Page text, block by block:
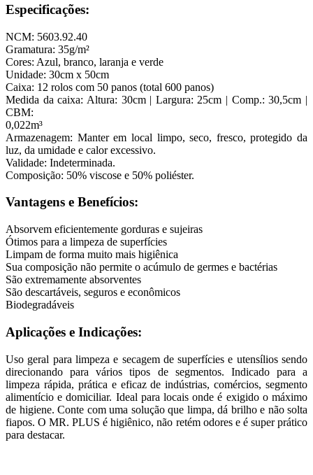
Especificações:
NCM: 5603.92.40
Gramatura: 35g/m²
Cores: Azul, branco, laranja e verde
Unidade: 30cm x 50cm
Caixa: 12 rolos com 50 panos (total 600 panos)
Medida da caixa: Altura: 30cm | Largura: 25cm | Comp.: 30,5cm |
CBM:
0,022m³
Armazenagem: Manter em local limpo, seco, fresco, protegido da
luz, da umidade e calor excessivo.
Validade: Indeterminada.
Composição: 50% viscose e 50% poliéster.
Vantagens e Benefícios:
Absorvem eficientemente gorduras e sujeiras
Ótimos para a limpeza de superfícies
Limpam de forma muito mais higiênica
Sua composição não permite o acúmulo de germes e bactérias
São extremamente absorventes
São descartáveis, seguros e econômicos
Biodegradáveis
Aplicações e Indicações:
Uso geral para limpeza e secagem de superfícies e utensílios sendo
direcionando para vários tipos de segmentos. Indicado para a
limpeza rápida, prática e eficaz de indústrias, comércios, segmento
alimentício e domiciliar. Ideal para locais onde é exigido o máximo
de higiene. Conte com uma solução que limpa, dá brilho e não solta
fiapos. O MR. PLUS é higiênico, não retém odores e é super prático
para destacar.